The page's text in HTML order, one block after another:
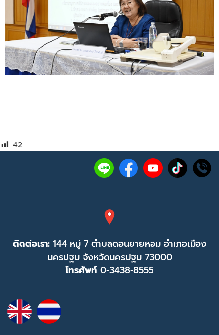
42
ติดต่อเรา: 144 หมู่ 7 ตำบลดอนยายหอม อำเภอเมือง
นครปฐม จังหวัดนครปฐม 73000
โทรศัพท์ 0-3438-8555